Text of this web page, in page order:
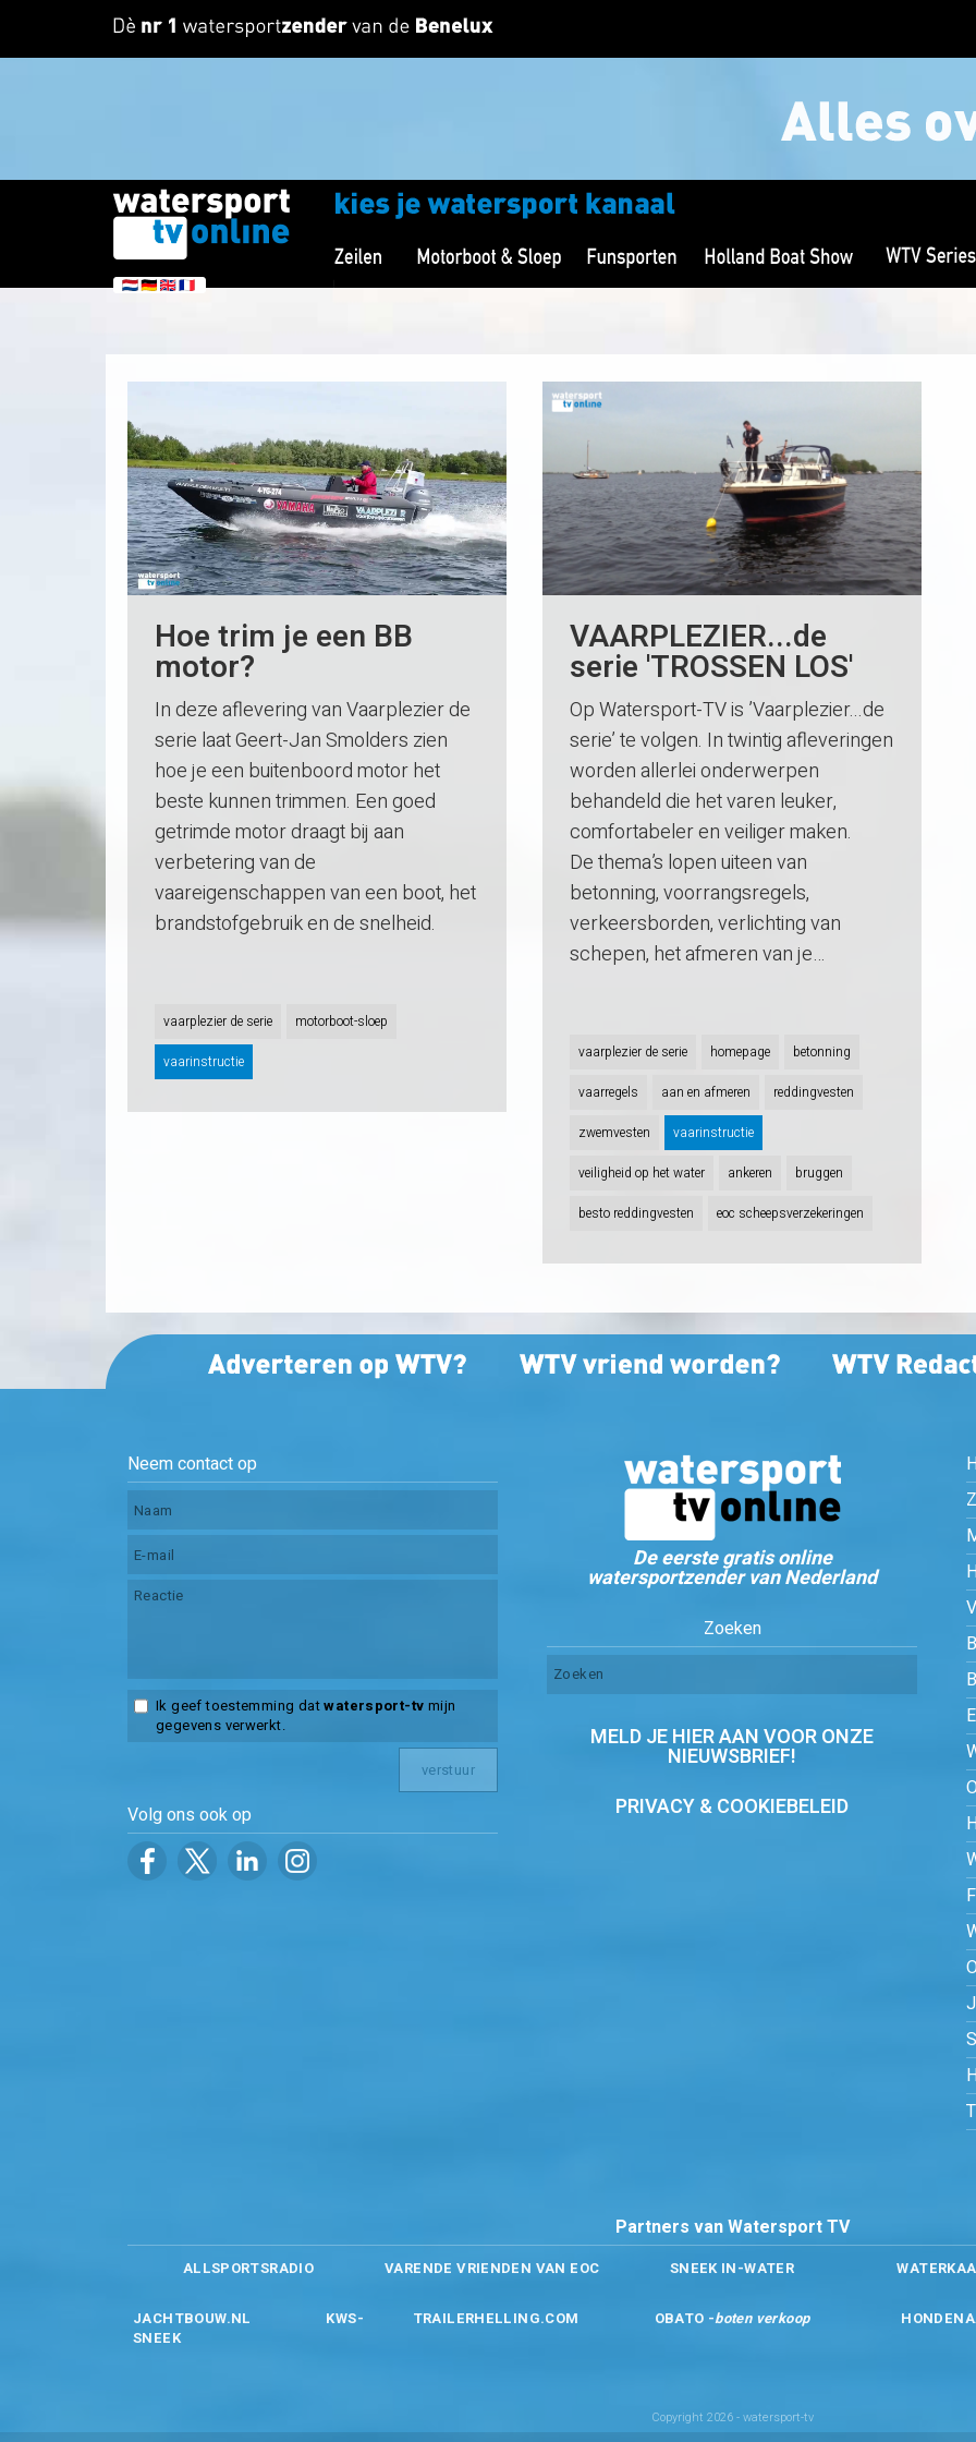
Hoe trim je een BB
motor?
In deze aflevering van Vaarplezier de
serie laat Geert-Jan Smolders zien
hoe je een buitenboord motor het
beste kunnen trimmen. Een goed
getrimde motor draagt bij aan
verbetering van de
vaareigenschappen van een boot, het
brandstofgebruik en de snelheid.
vaarplezier de serie motorboot-sloep
vaarinstructie
VAARPLEZIER...de
serie 'TROSSEN LOS'
Op Watersport-TV is ’Vaarplezier...de
serie’ te volgen. In twintig afleveringen
worden allerlei onderwerpen
behandeld die het varen leuker,
comfortabeler en veiliger maken.
De thema’s lopen uiteen van
betonning, voorrangsregels,
verkeersborden, verlichting van
schepen, het afmeren van je…
vaarplezier de serie homepage betonning
vaarregels aan en afmeren reddingvesten
zwemvesten vaarinstructie
veiligheid op het water ankeren bruggen
besto reddingvesten eoc scheepsverzekeringen
Neem contact op
Ik geef toestemming datwatersport-tv mijn
gegevens verwerkt.
Volg ons ook op
De eerste gratis online
watersportzender van Nederland
Zoeken
MELD JE HIER AAN VOOR ONZE
NIEUWSBRIEF!
PRIVACY & COOKIEBELEID
Partners van Watersport TV
ALLSPORTSRADIO VARENDE VRIENDEN VAN EOC SNEEK IN-WATER
JACHTBOUW.NL
KWS-
SNEEK
TRAILERHELLING.COM OBATO -boten verkoop
Copyright 2026 - watersport-tv